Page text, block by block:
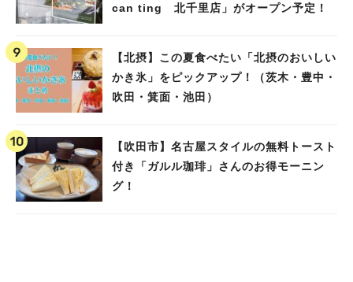
can ting 北千里店」がオープン予定！
【北摂】この夏食べたい「北摂のおいしい
かき氷」をピックアップ！（茨木・豊中・
吹田・箕面・池田）
【吹田市】名古屋スタイルの無料トースト
付き「ガルル珈琲」さんのお得モーニン
グ！